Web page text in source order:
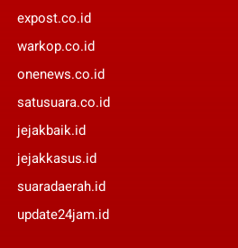
expost.co.id
warkop.co.id
onenews.co.id
satusuara.co.id
jejakbaik.id
jejakkasus.id
suaradaerah.id
update24jam.id